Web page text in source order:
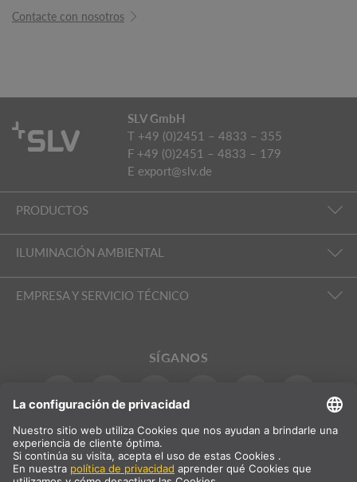
Contacte con nosotros
SLV GmbH
T +49 (0)2451 – 4833 – 355
F +49 (0)2451 – 4833 – 179
E export@slv.de
PRODUCTOS
ILUMINACIÓN AMBIENTAL
EMPRESA Y SERVICIO TÉCNICO
SÍGANOS
INTERNACIONAL
DE | EN | ES | FR SLV International